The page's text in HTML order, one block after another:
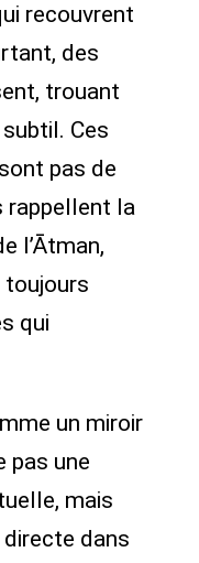
recouvrent
des
trouant
Ces
pas de
rappellent la
l’Ātman,
toujours
qui
un miroir
pas une
mais
dans